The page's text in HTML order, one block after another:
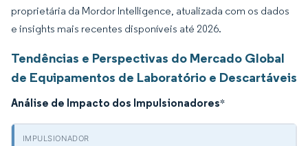
proprietária da Mordor Intelligence, atualizada com os dados
e insights mais recentes disponíveis até 2026.
Tendências e Perspectivas do Mercado Global
de Equipamentos de Laboratório e Descartáveis
Análise de Impacto dos Impulsionadores*